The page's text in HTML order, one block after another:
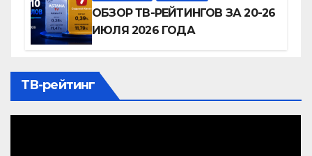
ОБЗОР ТВ-РЕЙТИНГОВ ЗА 20-26
ИЮЛЯ 2026 ГОДА
ТВ-рейтинг